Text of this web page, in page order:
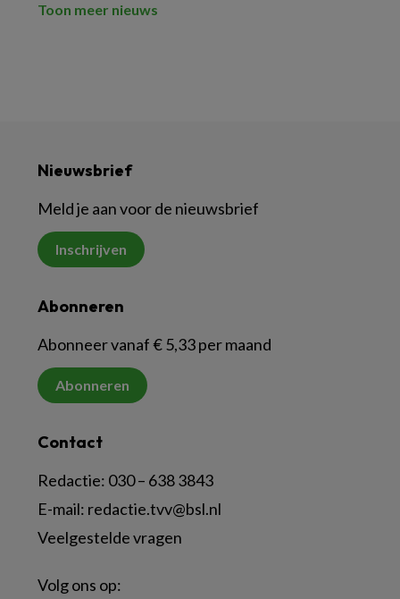
Toon meer nieuws
Nieuwsbrief
Meld je aan voor de nieuwsbrief
Inschrijven
Abonneren
Abonneer vanaf € 5,33 per maand
Abonneren
Contact
Redactie: 030 – 638 3843
E-mail: redactie.tvv@bsl.nl
Veelgestelde vragen
Volg ons op: